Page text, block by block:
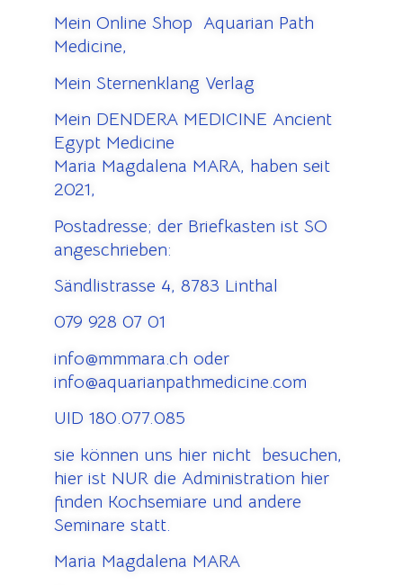
Mein Online Shop Aquarian Path
Medicine,
Mein Sternenklang Verlag
Mein DENDERA MEDICINE Ancient
Egypt Medicine
Maria Magdalena MARA, haben seit
2021,
Postadresse; der Briefkasten ist SO
angeschrieben:
Sändlistrasse 4, 8783 Linthal
079 928 07 01
info@mmmara.ch oder
info@aquarianpathmedicine.com
UID 180.077.085
sie können uns hier nicht besuchen,
hier ist NUR die Administration hier
finden Kochsemiare und andere
Seminare statt.
Maria Magdalena MARA